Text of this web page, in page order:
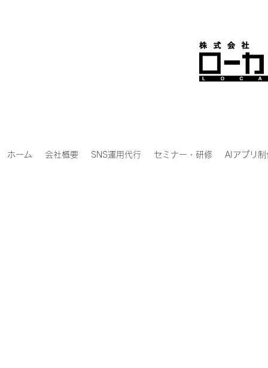
ホーム 会社概要 SNS運用代行 セミナー・研修 AIアプリ制